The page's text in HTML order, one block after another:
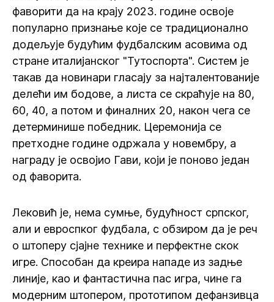
фаворити да на крају 2023. године освоје
популарно признање које се традиционално
додељује будућим фудбалским асовима од
стране италијанског "Тутоспорта". Систем је
такав да новинари гласају за најталентованије
делећи им бодове, а листа се скраћује на 80,
60, 40, а потом и финалних 20, након чега се
детерминише победник. Церемонија се
претходне године одржала у новембру, а
награду је освојио Гави, који је поново један
од фаворита.
Лековић је, нема сумње, будућност српског,
али и евроспког фудбала, с обзиром да је реч
о штоперу сјајне технике и перфектне скок
игре. Способан да креира нападе из задње
линије, као и фантастична пас игра, чине га
модерним штопером, прототипом дефанзивца